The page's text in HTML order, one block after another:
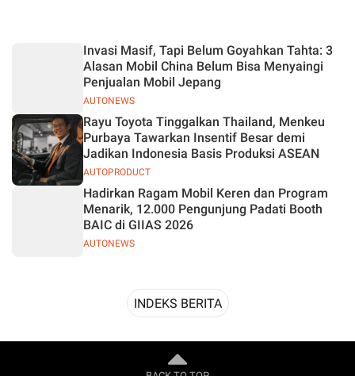
AUTONEWS
Invasi Masif, Tapi Belum Goyahkan Tahta: 3
Alasan Mobil China Belum Bisa Menyaingi
Penjualan Mobil Jepang
AUTOPRODUCT
Rayu Toyota Tinggalkan Thailand, Menkeu
Purbaya Tawarkan Insentif Besar demi
Jadikan Indonesia Basis Produksi ASEAN
AUTONEWS
Hadirkan Ragam Mobil Keren dan Program
Menarik, 12.000 Pengunjung Padati Booth
BAIC di GIIAS 2026
INDEKS BERITA